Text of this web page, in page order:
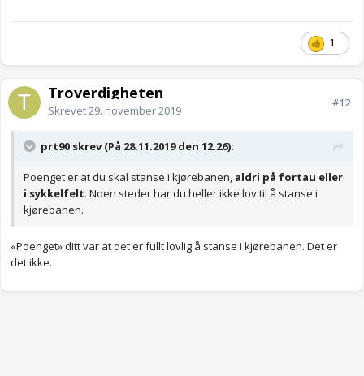
1
Troverdigheten
Skrevet29. november 2019
#12
prt90 skrev (På 28.11.2019 den 12.26):
Poenget er at du skal stanse i kjørebanen, aldri på fortau eller
i sykkelfelt. Noen steder har du heller ikke lov til å stanse i
kjørebanen.
«Poenget» ditt var at det er fullt lovlig å stanse i kjørebanen. Det er
det ikke.